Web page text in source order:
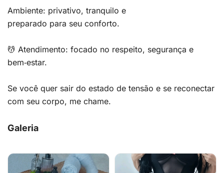
Ambiente: privativo, tranquilo e
preparado para seu conforto.
💆 Atendimento: focado no respeito, segurança e
bem‑estar.
Se você quer sair do estado de tensão e se reconectar
com seu corpo, me chame.
Galeria